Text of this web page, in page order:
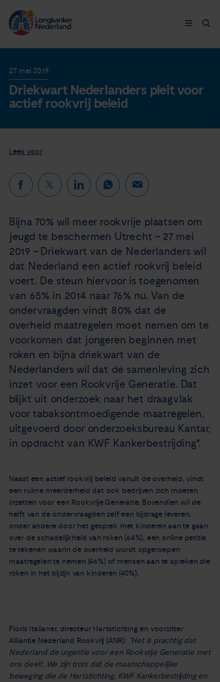
Nieuws
Agenda
Over ons
Zorgverleners
Contact
Longkanker
Leven met
Thymuskankers
Steun ons
27 mei 2019
Driekwart Nederlanders pleit voor
actief rookvrij beleid
Lees voor
Bijna 70% wil meer rookvrije plaatsen om
jeugd te beschermen Utrecht – 27 mei
2019 – Driekwart van de Nederlanders wil
dat Nederland een actief rookvrij beleid
voert. De steun hiervoor is toegenomen
van 65% in 2014 naar 76% nu. Van de
ondervraagden vindt 80% dat de
overheid maatregelen moet nemen om te
voorkomen dat jongeren beginnen met
roken en bijna driekwart van de
Nederlanders wil dat de samenleving zich
inzet voor een Rookvrije Generatie. Dat
blijkt uit onderzoek naar het draagvlak
voor tabaksontmoedigende maatregelen,
uitgevoerd door onderzoeksbureau Kantar,
in opdracht van KWF Kankerbestrijding*.
Naast een actief rookvrij beleid vanuit de overheid, vindt
een ruime meerderheid dat ook bedrijven zich moeten
inzetten voor een Rookvrije Generatie. Bovendien wil de
helft van de ondervraagden zelf een bijdrage leveren,
onder andere door het gesprek met kinderen aan te gaan
over de schadelijkheid van roken (64%), een online petitie
te tekenen waarin de overheid wordt opgeroepen
maatregelen te nemen (46%) of mensen aan te spreken die
roken in het bijzijn van kinderen (40%).
Floris Italianer, directeur Hartstichting en voorzitter
Alliantie Nederland Rookvrij (ANR): “Het is prachtig dat
Nederland de urgentie voor een Rookvrije Generatie met
ons deelt. We zijn trots dat de maatschappelijke
beweging die de Hartstichting, KWF Kankerbestrijding en